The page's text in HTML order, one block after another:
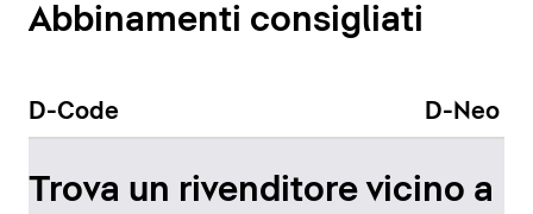
Abbinamenti consigliati
D-Code D-Neo
Trova un rivenditore vicino a